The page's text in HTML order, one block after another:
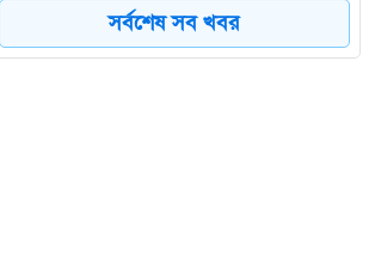
ত্রয়োদশ জাতীয় নির্বাচন, শান্তিপূর্ণ ও
৮
সর্বশেষ সব খবর